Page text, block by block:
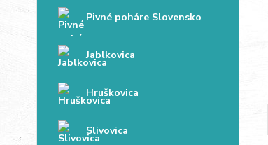
Pivné poháre Slovensko
Jablkovica
Hruškovica
Slivovica